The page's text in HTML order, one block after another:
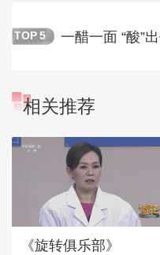
TOP 5 一醋一面 “酸”
相关推荐
《旋转俱乐部》